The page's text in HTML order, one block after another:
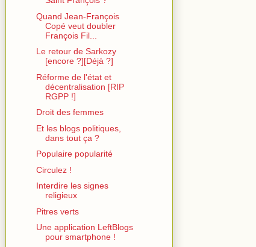
Quand Jean-François
Copé veut doubler
François Fil...
Le retour de Sarkozy
[encore ?][Déjà ?]
Réforme de l'état et
décentralisation [RIP
RGPP !]
Droit des femmes
Et les blogs politiques,
dans tout ça ?
Populaire popularité
Circulez !
Interdire les signes
religieux
Pitres verts
Une application LeftBlogs
pour smartphone !